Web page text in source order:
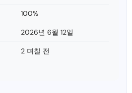
100%
2026년 6월 12일
2 며칠 전